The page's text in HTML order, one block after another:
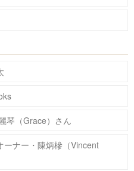
琴（Grace）さん
ーナー・陳炳槮（Vincent